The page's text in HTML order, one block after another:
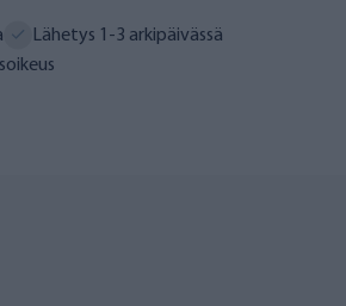
Lähetys 1-3 arkipäivässä